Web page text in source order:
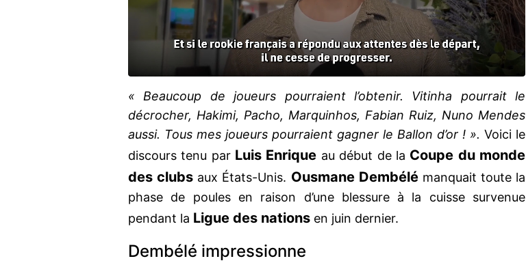
« Beaucoup de joueurs pourraient l’obtenir. Vitinha pourrait le
décrocher, Hakimi, Pacho, Marquinhos, Fabian Ruiz, Nuno Mendes
aussi. Tous mes joueurs pourraient gagner le Ballon d’or ! ». Voici le
discours tenu par Luis Enrique au début de la Coupe du monde
des clubs aux États-Unis. Ousmane Dembélé manquait toute la
phase de poules en raison d’une blessure à la cuisse survenue
pendant la Ligue des nations en juin dernier.
Dembélé impressionne